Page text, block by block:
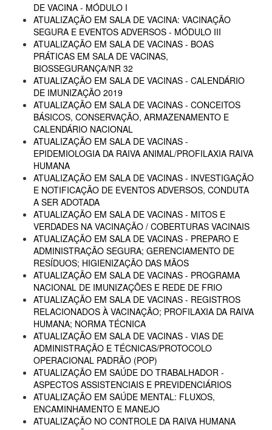
DE VACINA - MÓDULO I
ATUALIZAÇÃO EM SALA DE VACINA: VACINAÇÃO
SEGURA E EVENTOS ADVERSOS - MÓDULO III
ATUALIZAÇÃO EM SALA DE VACINAS - BOAS
PRÁTICAS EM SALA DE VACINAS,
BIOSSEGURANÇA/NR 32
ATUALIZAÇÃO EM SALA DE VACINAS - CALENDÁRIO
DE IMUNIZAÇÃO 2019
ATUALIZAÇÃO EM SALA DE VACINAS - CONCEITOS
BÁSICOS, CONSERVAÇÃO, ARMAZENAMENTO E
CALENDÁRIO NACIONAL
ATUALIZAÇÃO EM SALA DE VACINAS -
EPIDEMIOLOGIA DA RAIVA ANIMAL/PROFILAXIA RAIVA
HUMANA
ATUALIZAÇÃO EM SALA DE VACINAS - INVESTIGAÇÃO
E NOTIFICAÇÃO DE EVENTOS ADVERSOS, CONDUTA
A SER ADOTADA
ATUALIZAÇÃO EM SALA DE VACINAS - MITOS E
VERDADES NA VACINAÇÃO / COBERTURAS VACINAIS
ATUALIZAÇÃO EM SALA DE VACINAS - PREPARO E
ADMINISTRAÇÃO SEGURA; GERENCIAMENTO DE
RESÍDUOS; HIGIENIZAÇÃO DAS MÃOS
ATUALIZAÇÃO EM SALA DE VACINAS - PROGRAMA
NACIONAL DE IMUNIZAÇÕES E REDE DE FRIO
ATUALIZAÇÃO EM SALA DE VACINAS - REGISTROS
RELACIONADOS À VACINAÇÃO; PROFILAXIA DA RAIVA
HUMANA; NORMA TÉCNICA
ATUALIZAÇÃO EM SALA DE VACINAS - VIAS DE
ADMINISTRAÇÃO E TÉCNICAS/PROTOCOLO
OPERACIONAL PADRÃO (POP)
ATUALIZAÇÃO EM SAÚDE DO TRABALHADOR -
ASPECTOS ASSISTENCIAIS E PREVIDENCIÁRIOS
ATUALIZAÇÃO EM SAÚDE MENTAL: FLUXOS,
ENCAMINHAMENTO E MANEJO
ATUALIZAÇÃO NO CONTROLE DA RAIVA HUMANA